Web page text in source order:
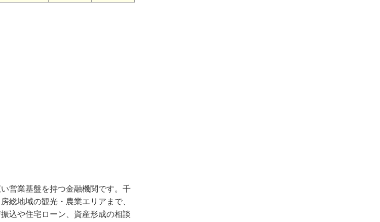
営業基盤を持つ金融機関です。千
総地域の観光・農業エリアまで、
込や住宅ローン、資産形成の相談